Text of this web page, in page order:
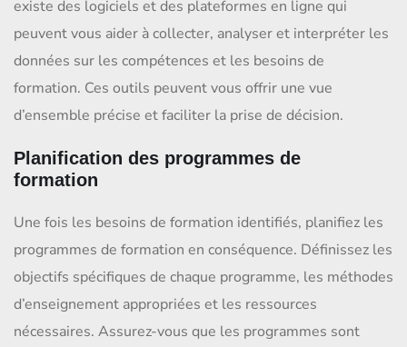
existe des logiciels et des plateformes en ligne qui
peuvent vous aider à collecter, analyser et interpréter les
données sur les compétences et les besoins de
formation. Ces outils peuvent vous offrir une vue
d’ensemble précise et faciliter la prise de décision.
Planification des programmes de
formation
Une fois les besoins de formation identifiés, planifiez les
programmes de formation en conséquence. Définissez les
objectifs spécifiques de chaque programme, les méthodes
d’enseignement appropriées et les ressources
nécessaires. Assurez-vous que les programmes sont